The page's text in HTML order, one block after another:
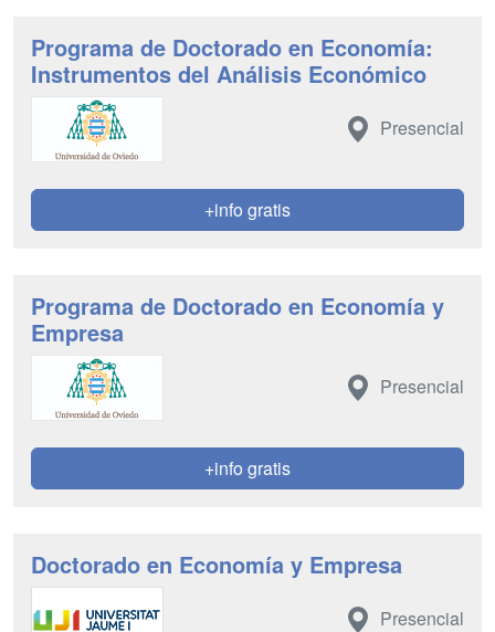
Programa de Doctorado en Economía:
Instrumentos del Análisis Económico
Presencial
+info gratis
Programa de Doctorado en Economía y
Empresa
Presencial
+info gratis
Doctorado en Economía y Empresa
Presencial